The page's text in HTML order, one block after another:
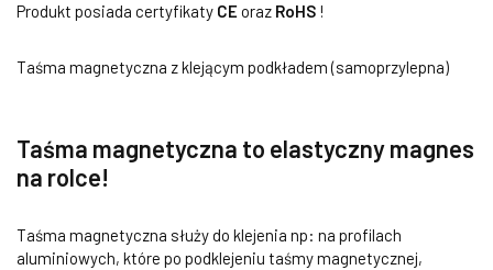
Produkt posiada certyfikaty CEoraz RoHS !
Taśma magnetyczna z klejącym podkładem (samoprzylepna)
Taśma magnetyczna to elastyczny magnes
na rolce!
Taśma magnetyczna służy do klejenia np: na profilach
aluminiowych, które po podklejeniu taśmy magnetycznej,